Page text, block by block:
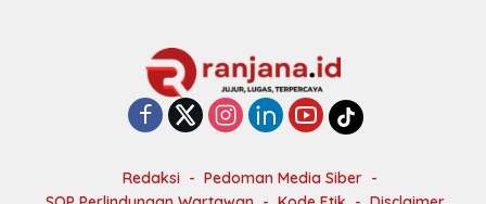
Redaksi
Pedoman Media Siber